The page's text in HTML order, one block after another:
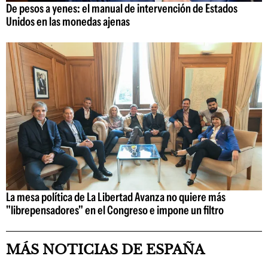
De pesos a yenes: el manual de intervención de Estados
Unidos en las monedas ajenas
La mesa política de La Libertad Avanza no quiere más
"librepensadores" en el Congreso e impone un filtro
MÁS NOTICIAS DE ESPAÑA